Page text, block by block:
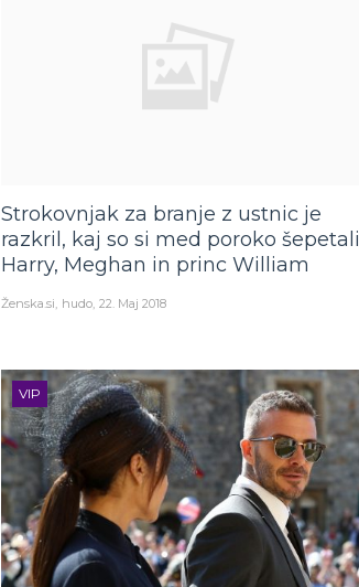
Strokovnjak za branje z ustnic je
razkril, kaj so si med poroko šepetali
Harry, Meghan in princ William
Ženska.si hudo 22. Maj 2018
VIP